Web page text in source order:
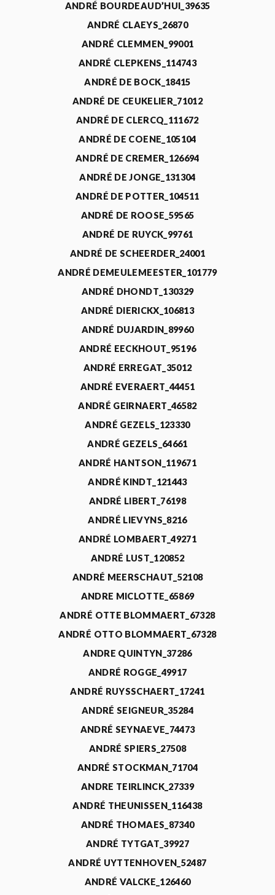
ANDRÉ BOURDEAUD’HUI_39635
ANDRÉ CLAEYS_26870
ANDRÉ CLEMMEN_99001
ANDRÉ CLEPKENS_114743
ANDRÉ DE BOCK_18415
ANDRÉ DE CEUKELIER_71012
ANDRÉ DE CLERCQ_111672
ANDRÉ DE COENE_105104
ANDRÉ DE CREMER_126694
ANDRÉ DE JONGE_131304
ANDRÉ DE POTTER_104511
ANDRÉ DE ROOSE_59565
ANDRÉ DE RUYCK_99761
ANDRÉ DE SCHEERDER_24001
ANDRÉ DEMEULEMEESTER_101779
ANDRÉ DHONDT_130329
ANDRÉ DIERICKX_106813
ANDRÉ DUJARDIN_89960
ANDRÉ EECKHOUT_95196
ANDRÉ ERREGAT_35012
ANDRÉ EVERAERT_44451
ANDRÉ GEIRNAERT_46582
ANDRÉ GEZELS_123330
ANDRÉ GEZELS_64661
ANDRÉ HANTSON_119671
ANDRÉ KINDT_121443
ANDRÉ LIBERT_76198
ANDRÉ LIEVYNS_8216
ANDRÉ LOMBAERT_49271
ANDRÉ LUST_120852
ANDRÉ MEERSCHAUT_52108
ANDRE MICLOTTE_65869
ANDRÉ OTTE BLOMMAERT_67328
ANDRÉ OTTO BLOMMAERT_67328
ANDRE QUINTYN_37286
ANDRÉ ROGGE_49917
ANDRÉ RUYSSCHAERT_17241
ANDRÉ SEIGNEUR_35284
ANDRÉ SEYNAEVE_74473
ANDRÉ SPIERS_27508
ANDRÉ STOCKMAN_71704
ANDRE TEIRLINCK_27339
ANDRÉ THEUNISSEN_116438
ANDRÉ THOMAES_87340
ANDRÉ TYTGAT_39927
ANDRÉ UYTTENHOVEN_52487
ANDRÉ VALCKE_126460